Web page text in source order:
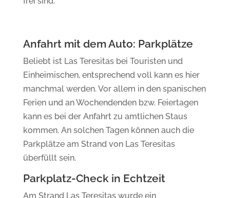
Anfahrt mit dem Auto: Parkplätze
Beliebt ist Las Teresitas bei Touristen und
Einheimischen, entsprechend voll kann es hier
manchmal werden. Vor allem in den spanischen
Ferien und an Wochendenden bzw. Feiertagen
kann es bei der Anfahrt zu amtlichen Staus
kommen. An solchen Tagen können auch die
Parkplätze am Strand von Las Teresitas
überfüllt sein.
Parkplatz-Check in Echtzeit
Am Strand Las Teresitas wurde ein